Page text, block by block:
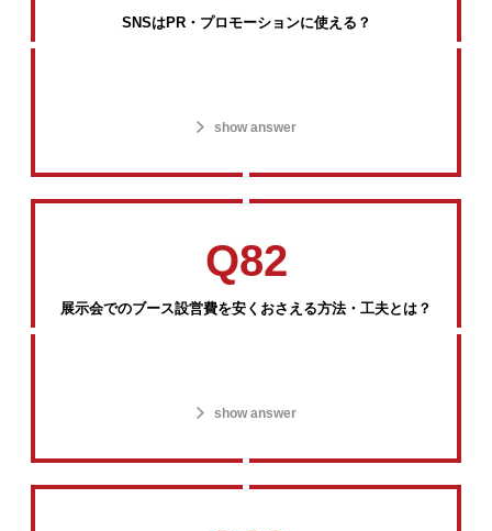
SNSはPR・プロモーションに使える？
show answer
Q82
展示会でのブース設営費を安くおさえる方法・工夫とは？
show answer